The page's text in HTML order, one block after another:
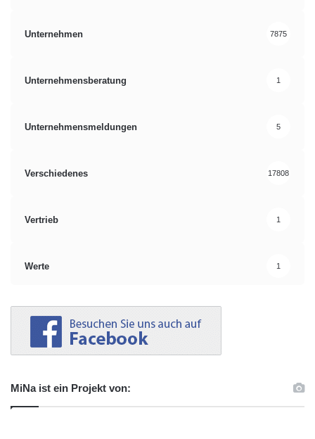
Unternehmen 7875
Unternehmensberatung 1
Unternehmensmeldungen 5
Verschiedenes 17808
Vertrieb 1
Werte 1
MiNa ist ein Projekt von: